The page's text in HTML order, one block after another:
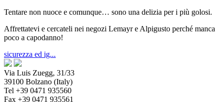
Tentare non nuoce e comunque… sono una delizia per i più golosi.
Affrettatevi e cercateli nei negozi Lemayr e Alpigusto perché manca
poco a capodanno!
sicurezza ed ig...
Via Luis Zuegg, 31/33
39100 Bolzano (Italy)
Tel +39 0471 935560
Fax +39 0471 935561